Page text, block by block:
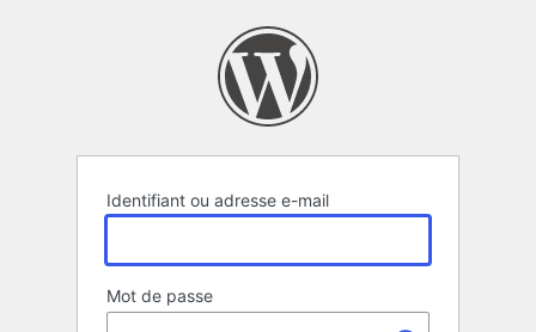
Identifiant ou adresse e-mail
Mot de passe